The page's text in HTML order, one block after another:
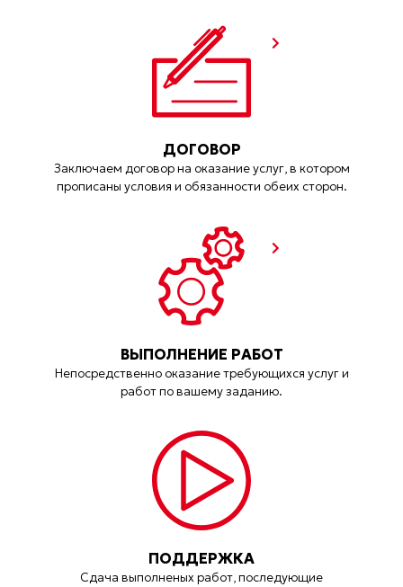
ДОГОВОР
Заключаем договор на оказание услуг, в котором
прописаны условия и обязанности обеих сторон.
ВЫПОЛНЕНИЕ РАБОТ
Непосредственно оказание требующихся услуг и
работ по вашему заданию.
ПОДДЕРЖКА
Сдача выполненых работ, последующие